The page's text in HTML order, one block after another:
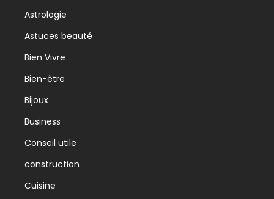
Astrologie
Astuces beauté
Bien Vivre
Bien-être
Bijoux
Business
Conseil utile
construction
Cuisine